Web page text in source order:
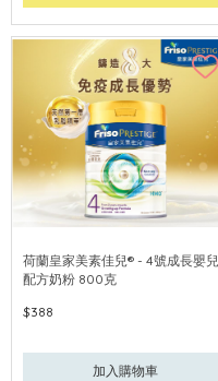
荷蘭皇家美素佳兒® - 4號成長嬰兒
配方奶粉 800克
$388
加入購物車